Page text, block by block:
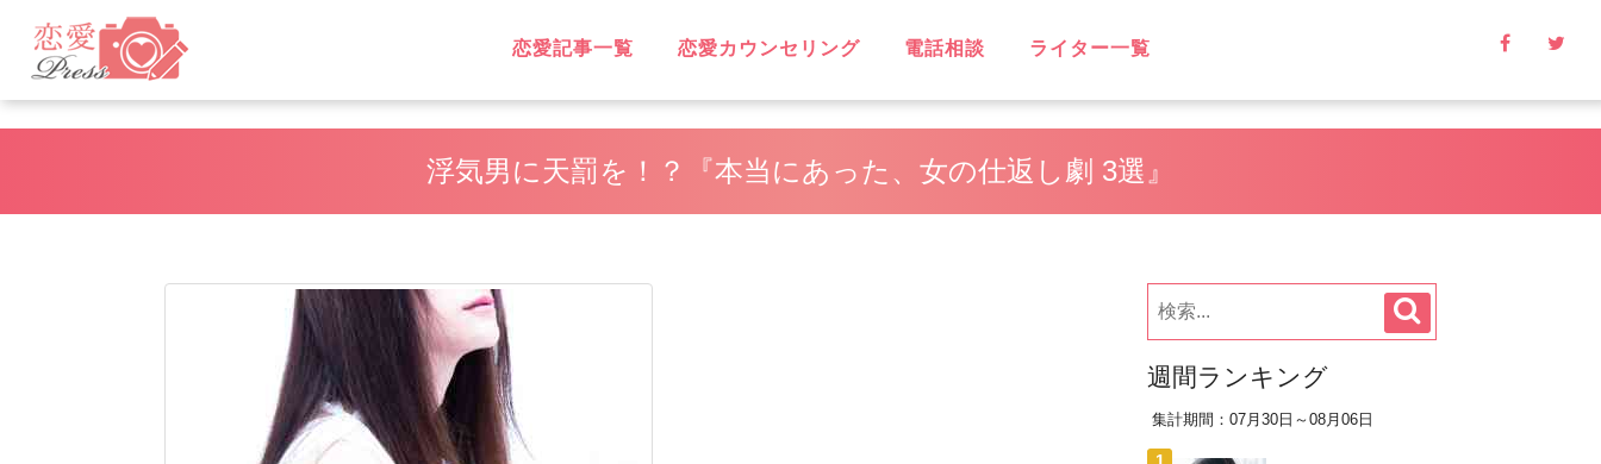
恋愛記事一覧
LOVE
不倫
無料相談
片思い
復縁
失恋
浮気
遠距離恋愛
略奪愛
ソウルメイト
スピリチュアル
恋に効く♡
笑えるネタ
子持ち
出会い
デート・旅行
同性愛
結婚
男性心理
恋愛ウォッチャー
ハッピーライフ
ヘルシーライフ
LGBT
恋愛カウンセリング 電話相談 ライター一覧
浮気男に天罰を！？『本当にあった、女の仕返し劇 3選』
週間ランキング
集計期間：07月30日～08月06日